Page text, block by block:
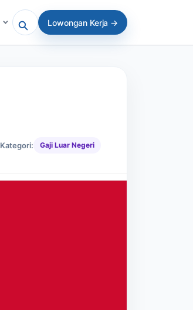
Cari artikel atau lowongan
Lowongan Kerja →
Kategori: Gaji Luar Negeri